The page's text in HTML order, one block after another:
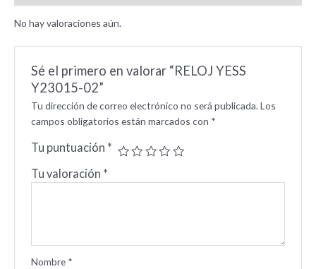
No hay valoraciones aún.
Sé el primero en valorar “RELOJ YESS
Y23015-02”
Tu dirección de correo electrónico no será publicada. Los
campos obligatorios están marcados con *
Tu puntuación *
Tu valoración *
Nombre *